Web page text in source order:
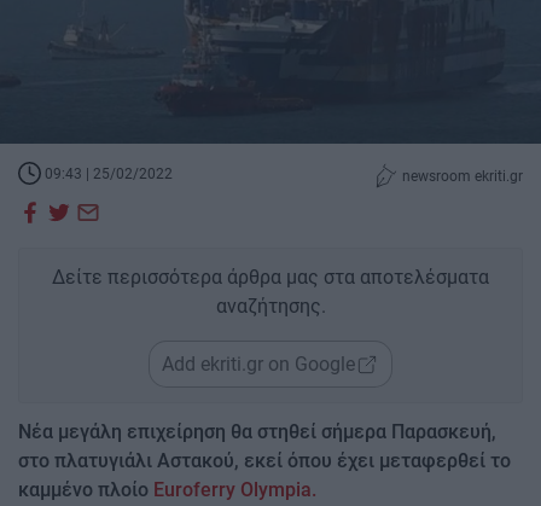
09:43 | 25/02/2022 newsroom ekriti.gr
Δείτε περισσότερα άρθρα μας στα αποτελέσματα
αναζήτησης.
Add ekriti.gr on Google
Νέα μεγάλη επιχείρηση θα στηθεί σήμερα Παρασκευή,
στο πλατυγιάλι Αστακού, εκεί όπου έχει μεταφερθεί το
καμμένο πλοίο Euroferry Olympia.